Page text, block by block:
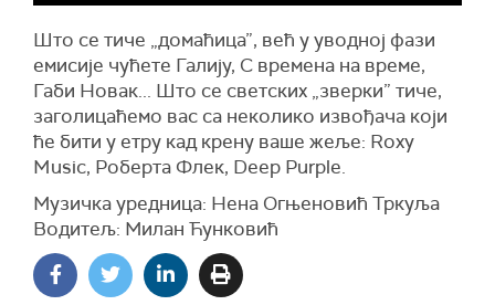
Што се тиче „домаћица”, већ у уводној фази
емисије чућете Галију, С времена на време,
Габи Новак... Што се светских „зверки” тиче,
заголицаћемо вас са неколико извођача који
ће бити у етру кад крену ваше жеље: Roxy
Music, Роберта Флек, Deep Purple.
Музичка уредница: Нена Огњеновић Тркуља
Водитељ: Милан Ћунковић